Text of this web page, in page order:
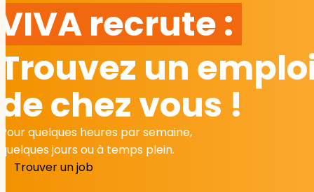
recrute :
Trouvez un
de chez vous !
Pour quelques heures par semaine,
quelques jours ou à temps plein.
Trouver un job